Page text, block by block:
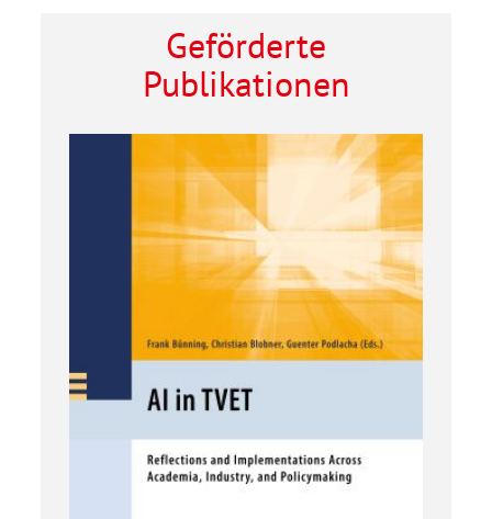
Geförderte
Publikationen